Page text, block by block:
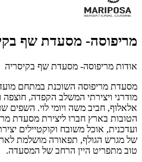
מריפוסה- מסעדת שף
אודות מריפוסה- מסעדת שף בקיסריה
מסעדת מריפוסה השוכנת במתחם
מודרני ויצירתי המשלב הקפדה,
אלאלוף, חביב משה ויומי לוי. השפים
הטובות בארץ חברו ליצירת מסעדת
ועדכנית, אוכל משובח וקוקטיילים
של מגרש הגולף, תפאורה מושלמת
טוב מתפריט היין הרחב של המסעדה.